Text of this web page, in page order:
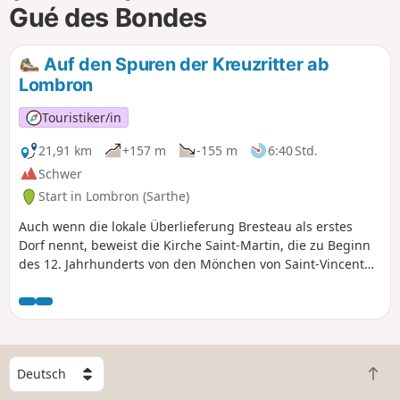
Gué des Bondes
Auf den Spuren der Kreuzritter ab
Lombron
Touristiker/in
21,91 km
+157 m -155 m
6:40 Std.
Schwer
Start in Lombron (Sarthe)
Auch wenn die lokale Überlieferung Bresteau als erstes
Dorf nennt, beweist die Kirche Saint-Martin, die zu Beginn
des 12. Jahrhunderts von den Mönchen von Saint-Vincent
Dorfes Lombron. Diese sehr schöne Kirche, die tagsüber
geöffnet ist, ist sowohl wegen der Qualität ihrer Architektur
Jahrhundert auf ihrem alten Fundament umgebautes
Kirchenschiff und Kapellen) als auch wegen ihrer
Ausstattung (Statuen aus dem 16. Jahrhundert, darunter
W
ä
Z